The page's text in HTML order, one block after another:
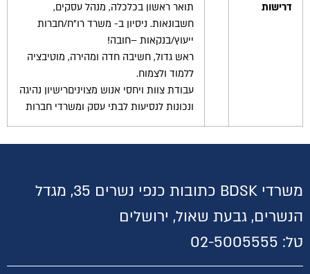
דרישות
תואר ראשון בכלכלה, מנהל עסקים,
חשבונאות. ניסיון ב- משרד רו"ח/חברות
ייעוץ/בנקאות –חובה!
ראש גדול, חשיבה חדה ומהירה, מוטיבציה
ללמוד ולצמוח.
עבודת צוות ויחסי אנוש מצויניםרישיון נהיגה
ונכונות לנסיעות לבתי עסק ומשרדי חברות
משרדי BDSK כתובות כנפי נשרים 35, מגדל
הנשרים, גבעת שאול, ירושלים
טל: 02-5005555